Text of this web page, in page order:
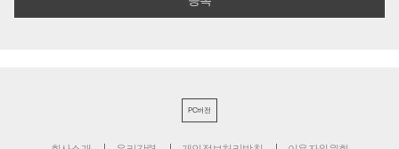
PC버전